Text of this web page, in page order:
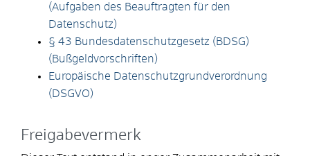
(Aufgaben des Beauftragten für den
Datenschutz)
§ 43 Bundesdatenschutzgesetz (BDSG)
(Bußgeldvorschriften)
Europäische Datenschutzgrundverordnung
(DSGVO)
Freigabevermerk